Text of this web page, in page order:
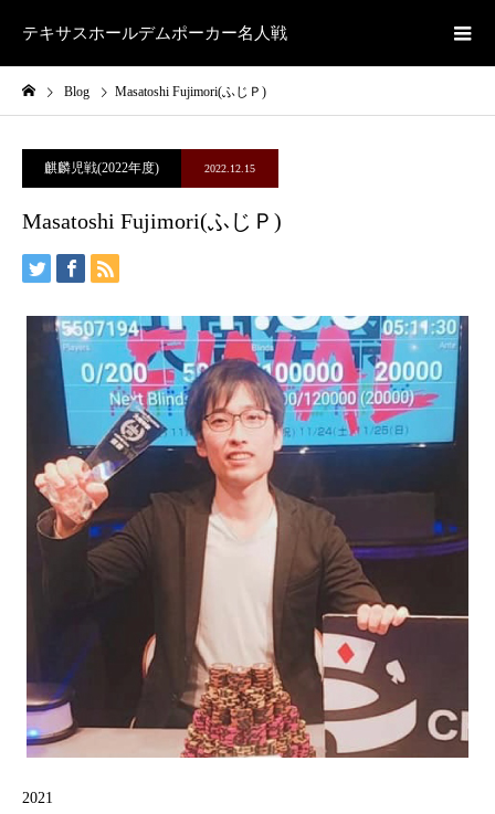
テキサスホールデムポーカー名人戦
Blog Masatoshi Fujimori(ふじＰ)
麒麟児戦(2022年度) 2022.12.15
Masatoshi Fujimori(ふじＰ)
2021